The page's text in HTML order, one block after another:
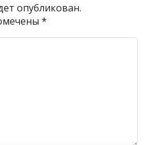
опубликован.
*